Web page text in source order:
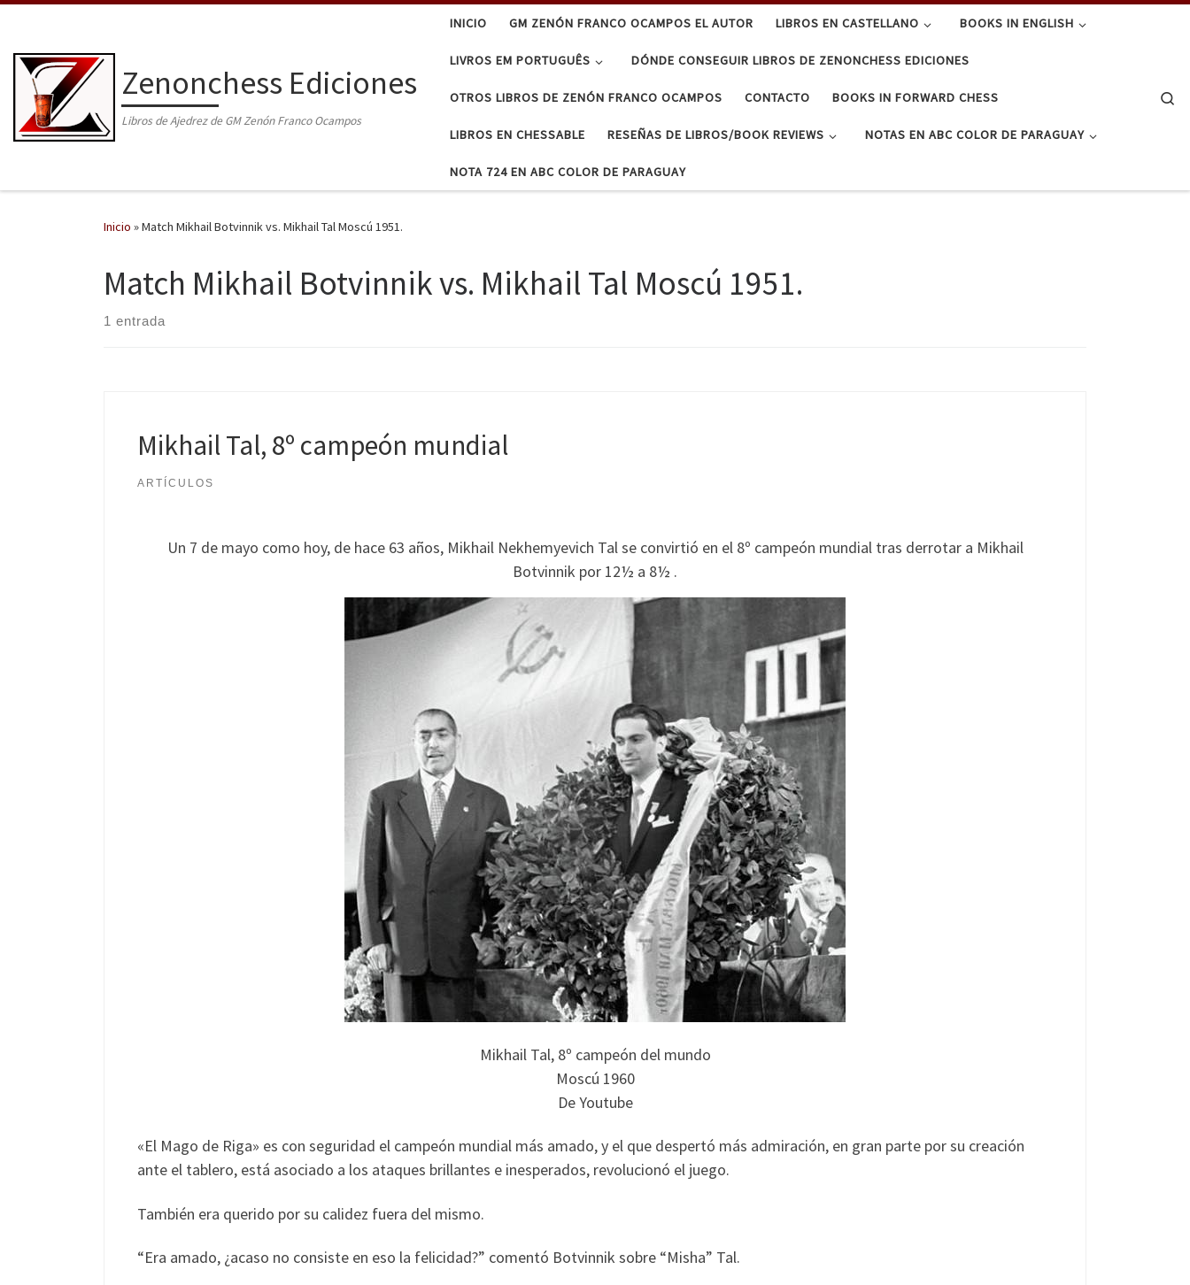
Zenonchess Ediciones
Libros de Ajedrez de GM Zenón Franco Ocampos
INICIO GM ZENÓN FRANCO OCAMPOS EL AUTOR LIBROS EN CASTELLANO BOOKS IN ENGLISH
LIVROS EM PORTUGUÊS DÓNDE CONSEGUIR LIBROS DE ZENONCHESS EDICIONES
OTROS LIBROS DE ZENÓN FRANCO OCAMPOS CONTACTO BOOKS IN FORWARD CHESS
LIBROS EN CHESSABLE RESEÑAS DE LIBROS/BOOK REVIEWS NOTAS EN ABC COLOR DE PARAGUAY
NOTA 724 EN ABC COLOR DE PARAGUAY
Inicio »Match Mikhail Botvinnik vs. Mikhail Tal Moscú 1951.
Match Mikhail Botvinnik vs. Mikhail Tal Moscú 1951.
1 entrada
Mikhail Tal, 8º campeón mundial
ARTÍCULOS
Un 7 de mayo como hoy, de hace 63 años, Mikhail Nekhemyevich Tal se convirtió en el 8º campeón mundial tras derrotar a Mikhail
Botvinnik por 12½ a 8½ .
Mikhail Tal, 8º campeón del mundo
Moscú 1960
De Youtube
«El Mago de Riga» es con seguridad el campeón mundial más amado, y el que despertó más admiración, en gran parte por su creación
ante el tablero, está asociado a los ataques brillantes e inesperados, revolucionó el juego.
También era querido por su calidez fuera del mismo.
“Era amado, ¿acaso no consiste en eso la felicidad?” comentó Botvinnik sobre “Misha” Tal.